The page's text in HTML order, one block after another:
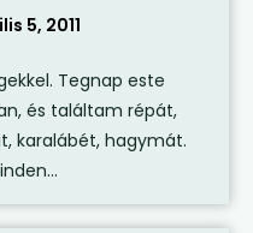
5, 2011
Tegnap este
és találtam répát,
karalábét, hagymát.